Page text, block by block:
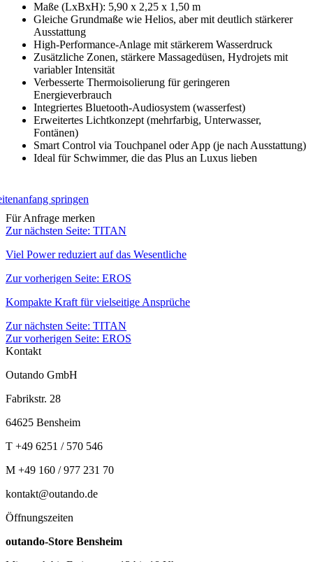
Maße (LxBxH): 5,90 x 2,25 x 1,50 m
Gleiche Grundmaße wie Helios, aber mit deutlich stärkerer
Ausstattung
High-Performance-Anlage mit stärkerem Wasserdruck
Zusätzliche Zonen, stärkere Massagedüsen, Hydrojets mit
variabler Intensität
Verbesserte Thermoisolierung für geringeren
Energieverbrauch
Integriertes Bluetooth-Audiosystem (wasserfest)
Erweitertes Lichtkonzept (mehrfarbig, Unterwasser,
Fontänen)
Smart Control via Touchpanel oder App (je nach Ausstattung)
Ideal für Schwimmer, die das Plus an Luxus lieben
Für Anfrage merken
Zur nächsten Seite: TITAN
Viel Power reduziert auf das Wesentliche
Zur vorherigen Seite: EROS
Kompakte Kraft für vielseitige Ansprüche
Zur nächsten Seite: TITAN
Zur vorherigen Seite: EROS
Kontakt
Outando GmbH
Fabrikstr. 28
64625 Bensheim
T +49 6251 / 570 546
M +49 160 / 977 231 70
kontakt@outando.de
Öffnungszeiten
outando-Store Bensheim